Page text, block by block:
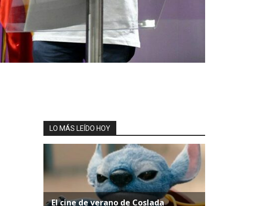
LO MÁS LEÍDO HOY